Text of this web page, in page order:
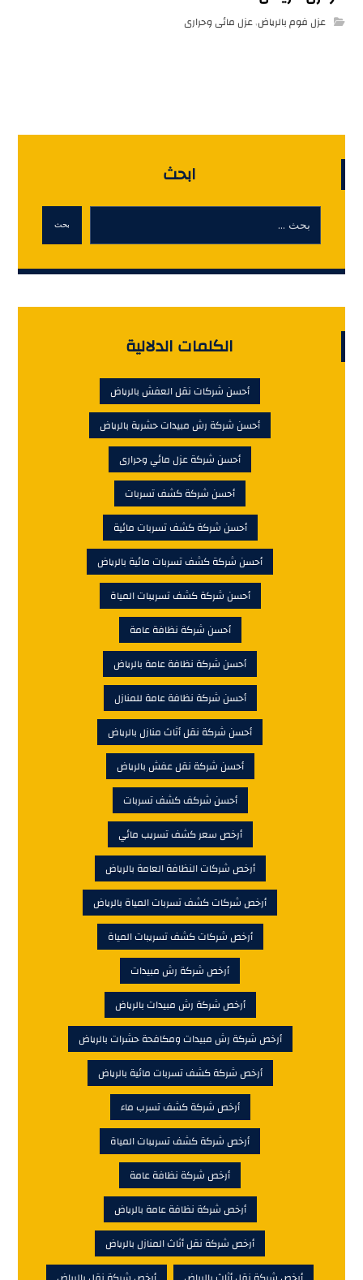
عزل فوم بالرياض,عزل مائى وحرارى
ابحث
بحث
الكلمات الدلالية
أحسن شركات نقل العفش بالرياض
أحسن شركة رش مبيدات حشرية بالرياض
أحسن شركة عزل مائي وحرارى
أحسن شركة كشف تسربات
أحسن شركة كشف تسربات مائية
أحسن شركة كشف تسربات مائية بالرياض
أحسن شركة كشف تسريبات المياة
أحسن شركة نظافة عامة
أحسن شركة نظافة عامة بالرياض
أحسن شركة نظافة عامة للمنازل
أحسن شركة نقل أثاث منازل بالرياض
أحسن شركة نقل عفش بالرياض
أحسن شركف كشف تسربات
أرخص سعر كشف تسريب مائي
أرخص شركات النظافة العامة بالرياض
أرخص شركات كشف تسربات المياة بالرياض
أرخص شركات كشف تسريبات المياة
أرخص شركة رش مبيدات
أرخص شركة رش مبيدات بالرياض
أرخص شركة رش مبيدات ومكافحة حشرات بالرياض
أرخص شركة كشف تسربات مائية بالرياض
أرخص شركة كشف تسرب ماء
أرخص شركة كشف تسريبات المياة
أرخص شركة نظافة عامة
أرخص شركة نظافة عامة بالرياض
أرخص شركة نقل أثاث المنازل بالرياض